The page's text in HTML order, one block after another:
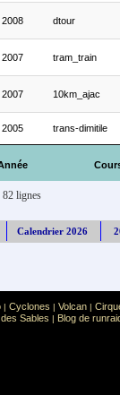
2008 dtour
2007 tram_train
2007 10km_ajac
2005 trans-dimitile
82 lignes
Calendrier 2026
| Cyclones | Volcan |
Sables | Blog de